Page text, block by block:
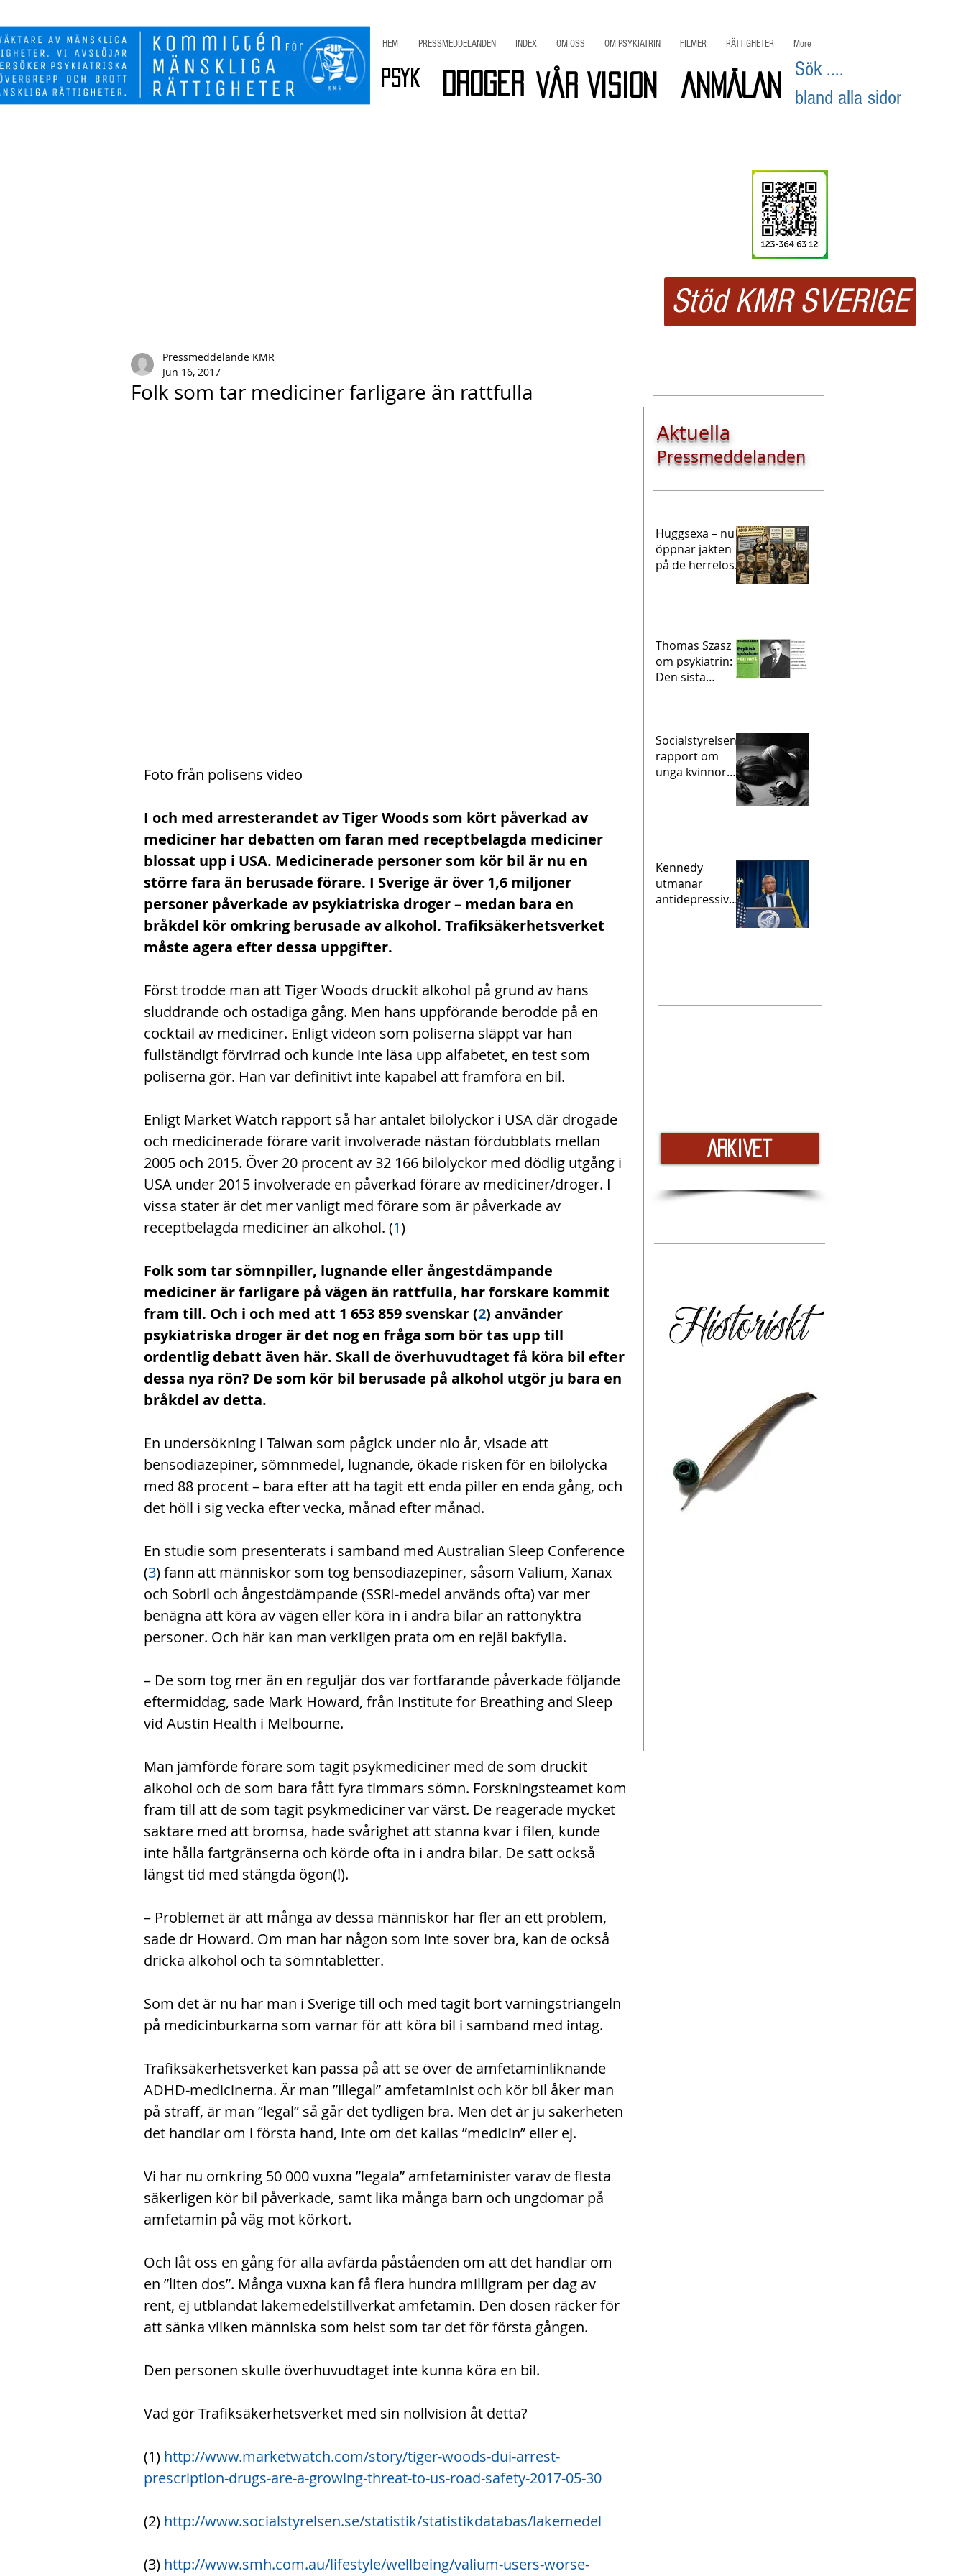
HEM PRESSMEDDELANDEN INDEX OM OSS OM PSYKIATRIN FILMER RÄTTIGHETER More
Vår Vision
Droger
Psyk ANMÄLAN
Sök ....
bland alla sidor
Stöd KMR SVERIGE
Folk som tar mediciner farligare än rattfulla
Pressmeddelande KMR
Jun 16, 2017
Foto från polisens video
I och med arresterandet av Tiger Woods som kört påverkad av
mediciner har debatten om faran med receptbelagda mediciner
blossat upp i USA. Medicinerade personer som kör bil är nu en
större fara än berusade förare. I Sverige är över 1,6 miljoner
personer påverkade av psykiatriska droger – medan bara en
bråkdel kör omkring berusade av alkohol. Trafiksäkerhetsverket
måste agera efter dessa uppgifter.
Först trodde man att Tiger Woods druckit alkohol på grund av hans
sluddrande och ostadiga gång. Men hans uppförande berodde på en
cocktail av mediciner. Enligt videon som poliserna släppt var han
fullständigt förvirrad och kunde inte läsa upp alfabetet, en test som
poliserna gör. Han var definitivt inte kapabel att framföra en bil.
Enligt Market Watch rapport så har antalet bilolyckor i USA där drogade
och medicinerade förare varit involverade nästan fördubblats mellan
2005 och 2015. Över 20 procent av 32 166 bilolyckor med dödlig utgång i
USA under 2015 involverade en påverkad förare av mediciner/droger. I
vissa stater är det mer vanligt med förare som är påverkade av
receptbelagda mediciner än alkohol. (1)
Folk som tar sömnpiller, lugnande eller ångestdämpande
mediciner är farligare på vägen än rattfulla, har forskare kommit
fram till. Och i och med att 1 653 859 svenskar (2) använder
psykiatriska droger är det nog en fråga som bör tas upp till
ordentlig debatt även här. Skall de överhuvudtaget få köra bil efter
dessa nya rön? De som kör bil berusade på alkohol utgör ju bara en
bråkdel av detta.
En undersökning i Taiwan som pågick under nio år, visade att
bensodiazepiner, sömnmedel, lugnande, ökade risken för en bilolycka
med 88 procent – bara efter att ha tagit ett enda piller en enda gång, och
det höll i sig vecka efter vecka, månad efter månad.
En studie som presenterats i samband med Australian Sleep Conference
(3) fann att människor som tog bensodiazepiner, såsom Valium, Xanax
och Sobril och ångestdämpande (SSRI-medel används ofta) var mer
benägna att köra av vägen eller köra in i andra bilar än rattonyktra
personer. Och här kan man verkligen prata om en rejäl bakfylla.
– De som tog mer än en reguljär dos var fortfarande påverkade följande
eftermiddag, sade Mark Howard, från Institute for Breathing and Sleep
vid Austin Health i Melbourne.
Man jämförde förare som tagit psykmediciner med de som druckit
alkohol och de som bara fått fyra timmars sömn. Forskningsteamet kom
fram till att de som tagit psykmediciner var värst. De reagerade mycket
saktare med att bromsa, hade svårighet att stanna kvar i filen, kunde
inte hålla fartgränserna och körde ofta in i andra bilar. De satt också
längst tid med stängda ögon(!).
– Problemet är att många av dessa människor har fler än ett problem,
sade dr Howard. Om man har någon som inte sover bra, kan de också
dricka alkohol och ta sömntabletter.
Som det är nu har man i Sverige till och med tagit bort varningstriangeln
på medicinburkarna som varnar för att köra bil i samband med intag.
Trafiksäkerhetsverket kan passa på att se över de amfetaminliknande
ADHD-medicinerna. Är man ”illegal” amfetaminist och kör bil åker man
på straff, är man ”legal” så går det tydligen bra. Men det är ju säkerheten
det handlar om i första hand, inte om det kallas ”medicin” eller ej.
Vi har nu omkring 50 000 vuxna ”legala” amfetaminister varav de flesta
säkerligen kör bil påverkade, samt lika många barn och ungdomar på
amfetamin på väg mot körkort.
Och låt oss en gång för alla avfärda påståenden om att det handlar om
en ”liten dos”. Många vuxna kan få flera hundra milligram per dag av
rent, ej utblandat läkemedelstillverkat amfetamin. Den dosen räcker för
att sänka vilken människa som helst som tar det för första gången.
Den personen skulle överhuvudtaget inte kunna köra en bil.
Vad gör Trafiksäkerhetsverket med sin nollvision åt detta?
(1) http://www.marketwatch.com/story/tiger-woods-dui-arrest-
prescription-drugs-are-a-growing-threat-to-us-road-safety-2017-05-30
(2) http://www.socialstyrelsen.se/statistik/statistikdatabas/lakemedel
(3) http://www.smh.com.au/lifestyle/wellbeing/valium-users-worse-
Aktuella
Pressmeddelanden
Huggsexa – nu
öppnar jakten
på de herrelösa
Thomas Szasz
om psykiatrin:
Den sista
Socialstyrelsens
rapport om
unga kvinnor
och självskador
Kennedy
utmanar
antidepressivae
den studie som
Arkivet
Historiskt